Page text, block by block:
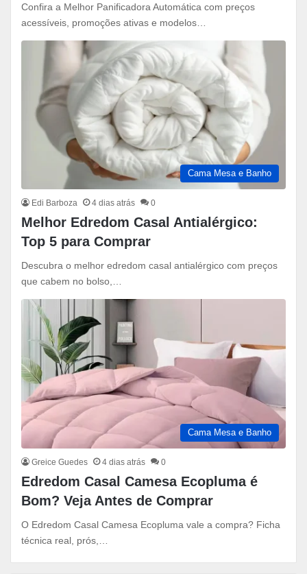
Confira a Melhor Panificadora Automática com preços
acessíveis, promoções ativas e modelos…
Cama Mesa e Banho
Edi Barboza 4 dias atrás 0
Melhor Edredom Casal Antialérgico:
Top 5 para Comprar
Descubra o melhor edredom casal antialérgico com preços
que cabem no bolso,…
Cama Mesa e Banho
Greice Guedes 4 dias atrás 0
Edredom Casal Camesa Ecopluma é
Bom? Veja Antes de Comprar
O Edredom Casal Camesa Ecopluma vale a compra? Ficha
técnica real, prós,…